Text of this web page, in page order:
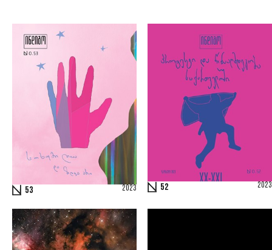
53 2023 52 2023